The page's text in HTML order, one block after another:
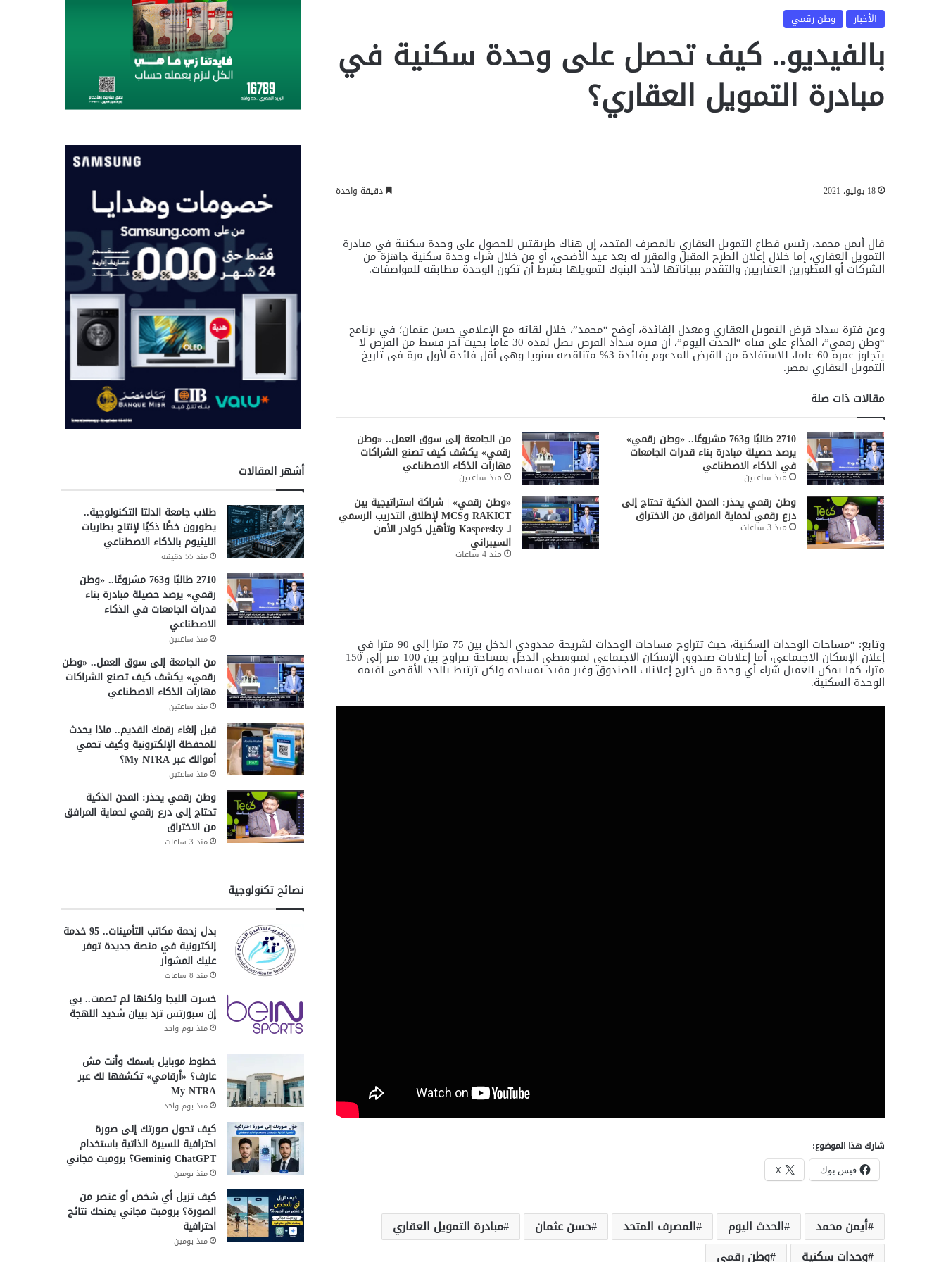
الأخبار
وطن رقمي
بالفيديو.. كيف تحصل على وحدة سكنية في
مبادرة التمويل العقاري؟
18 يوليو، 2021 دقيقة واحدة
قال أيمن محمد، رئيس قطاع التمويل العقاري بالمصرف المتحد، إن هناك طريقتين للحصول على وحدة سكنية في مبادرة
التمويل العقاري، إما خلال إعلان الطرح المقبل والمقرر له بعد عيد الأضحى، أو من خلال شراء وحدة سكنية جاهزة من
الشركات أو المطورين العقاريين والتقدم ببياناتها لأحد البنوك لتمويلها بشرط أن تكون الوحدة مطابقة للمواصفات.
وعن فترة سداد قرض التمويل العقاري ومعدل الفائدة، أوضح “محمد”، خلال لقائه مع الإعلامي حسن عثمان؛ في برنامج
“وطن رقمي”، المذاع على قناة “الحدث اليوم”، أن فترة سداد القرض تصل لمدة 30 عاما بحيث آخر قسط من القرض لا
يتجاوز عمره 60 عاما، للاستفادة من القرض المدعوم بفائدة 3% متناقصة سنويا وهي أقل فائدة لأول مرة في تاريخ
التمويل العقاري بمصر.
مقالات ذات صلة
2710 طالبًا و763 مشروعًا.. «وطن رقمي»
يرصد حصيلة مبادرة بناء قدرات الجامعات
في الذكاء الاصطناعي
منذ ساعتين
من الجامعة إلى سوق العمل.. «وطن
رقمي» يكشف كيف تصنع الشراكات
مهارات الذكاء الاصطناعي
منذ ساعتين
وطن رقمي يحذر: المدن الذكية تحتاج إلى
درع رقمي لحماية المرافق من الاختراق
منذ 3 ساعات
«وطن رقمي» | شراكة استراتيجية بين
RAKICT وMCS لإطلاق التدريب الرسمي
لـ Kaspersky وتأهيل كوادر الأمن
السيبراني
منذ 4 ساعات
وتابع: “مساحات الوحدات السكنية، حيث تتراوح مساحات الوحدات لشريحة محدودي الدخل بين 75 مترا إلى 90 مترا في
إعلان الإسكان الاجتماعي، أما إعلانات صندوق الإسكان الاجتماعي لمتوسطي الدخل بمساحة تتراوح بين 100 متر إلى 150
مترا، كما يمكن للعميل شراء أي وحدة من خارج إعلانات الصندوق وغير مقيد بمساحة ولكن ترتبط بالحد الأقصى لقيمة
الوحدة السكنية.
شارك هذا الموضوع:
فيس بوك X
أيمن محمد الحدث اليوم المصرف المتحد حسن عثمان
مبادرة التمويل العقاري
وحدات سكنية
وطن رقمي
أشهر المقالات
طلاب جامعة الدلتا التكنولوجية..
يطورون خطًا ذكيًا لإنتاج بطاريات
الليثيوم بالذكاء الاصطناعي
منذ 55 دقيقة
2710 طالبًا و763 مشروعًا.. «وطن
رقمي» يرصد حصيلة مبادرة بناء
قدرات الجامعات في الذكاء
الاصطناعي
منذ ساعتين
من الجامعة إلى سوق العمل.. «وطن
رقمي» يكشف كيف تصنع الشراكات
مهارات الذكاء الاصطناعي
منذ ساعتين
قبل إلغاء رقمك القديم.. ماذا يحدث
للمحفظة الإلكترونية وكيف تحمي
أموالك عبر My NTRA؟
منذ ساعتين
وطن رقمي يحذر: المدن الذكية
تحتاج إلى درع رقمي لحماية المرافق
من الاختراق
منذ 3 ساعات
نصائح تكنولوجية
بدل زحمة مكاتب التأمينات.. 95 خدمة
إلكترونية في منصة جديدة توفر
عليك المشوار
منذ 8 ساعات
خسرت الليجا ولكنها لم تصمت.. بي
إن سبورتس ترد ببيان شديد اللهجة
منذ يوم واحد
خطوط موبايل باسمك وأنت مش
عارف؟ «أرقامي» تكشفها لك عبر
My NTRA
منذ يوم واحد
كيف تحول صورتك إلى صورة
احترافية للسيرة الذاتية باستخدام
ChatGPT وGemini؟ برومبت مجاني
منذ يومين
كيف تزيل أي شخص أو عنصر من
الصورة؟ برومبت مجاني يمنحك نتائج
احترافية
منذ يومين